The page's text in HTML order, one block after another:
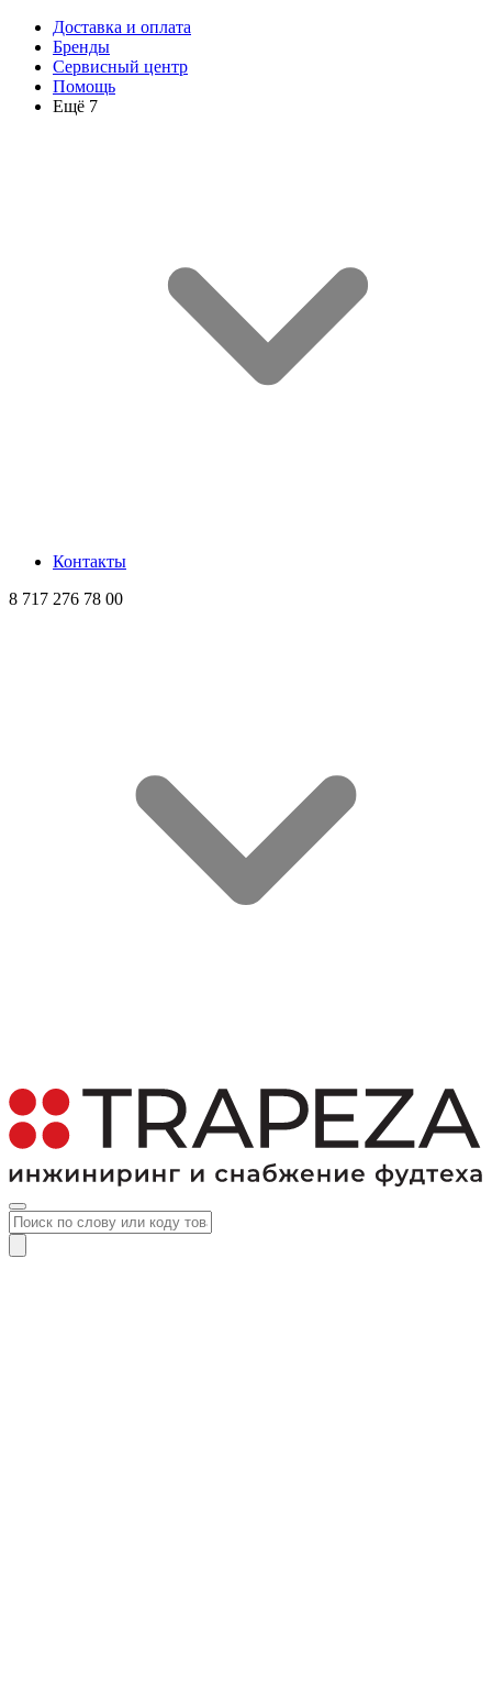
Доставка и оплата
Бренды
Сервисный центр
Помощь
Ещё 7
Контакты
8 717 276 78 00